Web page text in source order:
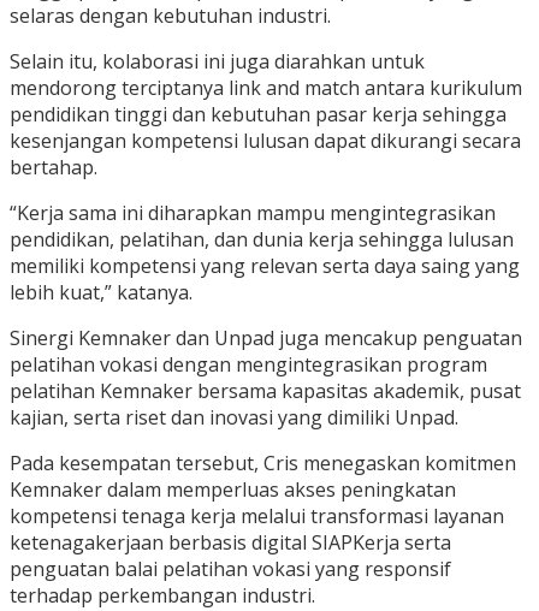
selaras dengan kebutuhan industri.
Selain itu, kolaborasi ini juga diarahkan untuk
mendorong terciptanya link and match antara kurikulum
pendidikan tinggi dan kebutuhan pasar kerja sehingga
kesenjangan kompetensi lulusan dapat dikurangi secara
bertahap.
“Kerja sama ini diharapkan mampu mengintegrasikan
pendidikan, pelatihan, dan dunia kerja sehingga lulusan
memiliki kompetensi yang relevan serta daya saing yang
lebih kuat,” katanya.
Sinergi Kemnaker dan Unpad juga mencakup penguatan
pelatihan vokasi dengan mengintegrasikan program
pelatihan Kemnaker bersama kapasitas akademik, pusat
kajian, serta riset dan inovasi yang dimiliki Unpad.
Pada kesempatan tersebut, Cris menegaskan komitmen
Kemnaker dalam memperluas akses peningkatan
kompetensi tenaga kerja melalui transformasi layanan
ketenagakerjaan berbasis digital SIAPKerja serta
penguatan balai pelatihan vokasi yang responsif
terhadap perkembangan industri.